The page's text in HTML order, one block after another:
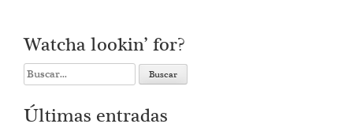
Watcha lookin’ for?
Search
for:
Últimas entradas